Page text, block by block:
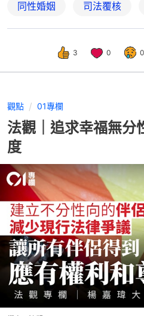
同性婚姻 司法覆核
3 0 0
觀點 01專欄
法觀｜追求幸福無分
度